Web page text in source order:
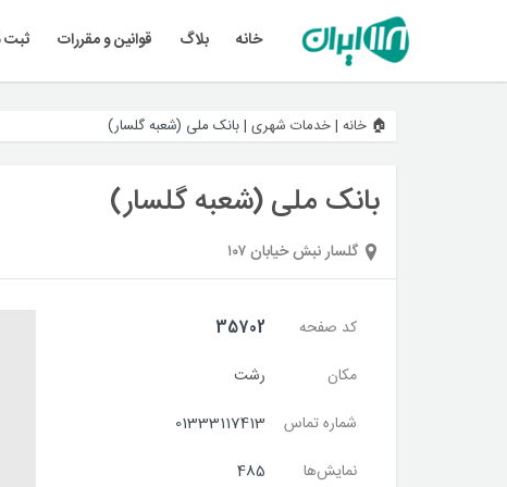
خانه بلاگ قوانین و مقررات
🏠 خانه |خدمات شهری |بانک ملی (شعبه گلسار)
بانک ملی (شعبه گلسار)
گلسار نبش خیابان ۱۰۷
کد صفحه
35702
مکان
رشت
شماره تماس
01333117413
نمایش‌ها
485